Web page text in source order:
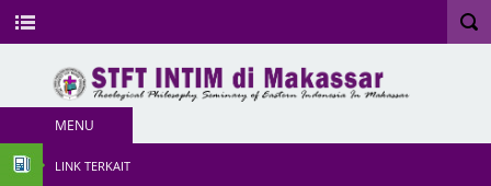
MENU
LINK TERKAIT